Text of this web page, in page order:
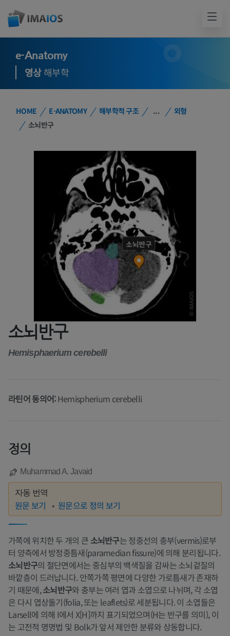
e-Anatomy
영상해부학
HOME E-ANATOMY 해부학적 구조 ...
외형
소뇌반구
소뇌반구
Hemisphaerium cerebelli
라틴어 동의어:Hemispherium cerebelli
정의
Muhammad A. Javaid
자동 번역
원문 보기 원문으로 정의 보기
가쪽에 위치한 두 개의 큰 소뇌반구는 정중선의 충부(vermis)로부
터 양측에서 방정중틈새(paramedian fissure)에 의해 분리됩니다.
소뇌반구의 절단면에서는 중심부의 백색질을 감싸는 소뇌겉질의
바깥층이 드러납니다. 안쪽가쪽 평면에 다양한 가로틈새가 존재하
기 때문에,소뇌반구와 충부는 여러 엽과 소엽으로 나뉘며, 각 소엽
은 다시 엽상돌기(folia, 또는 leaflets)로 세분됩니다. 이 소엽들은
Larsell에 의해 I에서 X[H]까지 표기되었으며(H는 반구를 의미), 이
는 고전적 명명법 및 Bolk가 앞서 제안한 분류와 상동합니다.